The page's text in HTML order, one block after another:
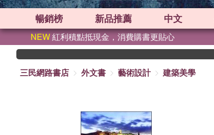
暢銷榜 新品推薦 中文
NEW紅利積點抵現金，消費購書更貼心
三民網路書店
外文書 藝術設計 建築美學